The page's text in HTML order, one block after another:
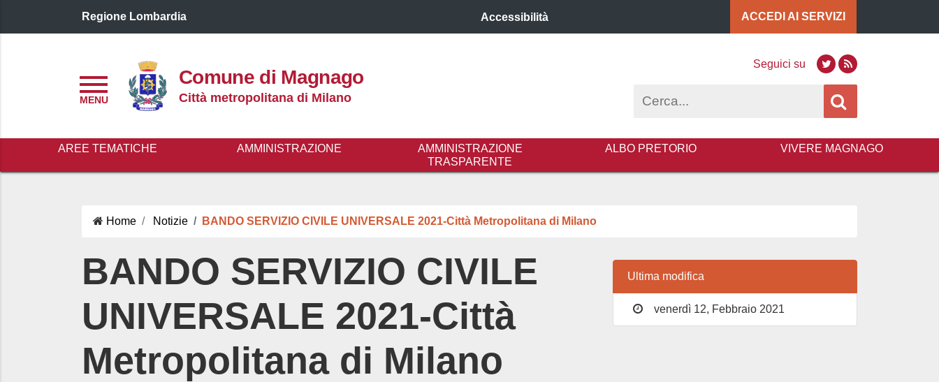
Regione Lombardia Accessibilità ACCEDI AI SERVIZI
Comune di Magnago
Città metropolitana di Milano
Seguici su TwitterRSS
AREE TEMATICHE AMMINISTRAZIONE
AMMINISTRAZIONE
TRASPARENTE
ALBO PRETORIO VIVERE MAGNAGO
Home Notizie BANDO SERVIZIO CIVILE UNIVERSALE 2021-Città Metropolitana di Milano
BANDO SERVIZIO CIVILE
UNIVERSALE 2021-Città
Metropolitana di Milano
Ultima modifica
venerdì 12, Febbraio 2021